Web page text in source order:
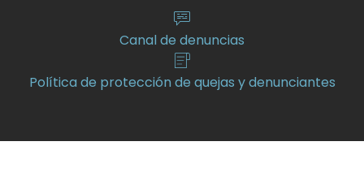
Canal de denuncias
Política de protección de quejas y denunciantes